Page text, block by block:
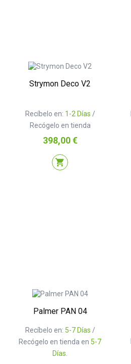
Strymon Deco V2
Recíbelo en: 1-2 Días /
Recógelo en tienda
Precio
398,00 €
shopping_cart
Palmer PAN 04
Recíbelo en: 5-7 Días /
Recógelo en tienda en 5-7
Días.